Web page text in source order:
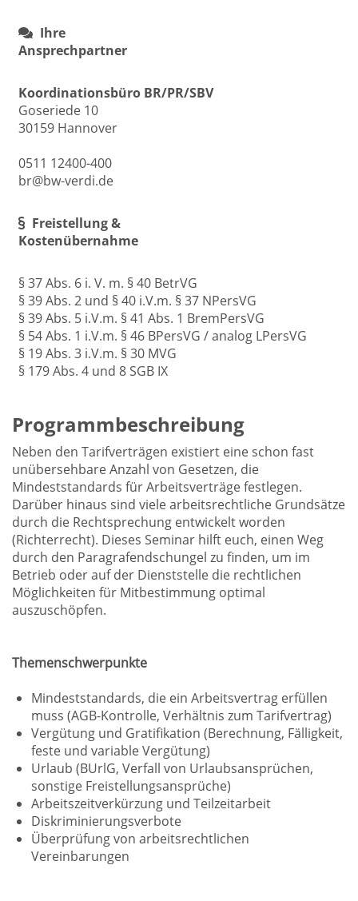
Ihre
Ansprechpartner
Koordinationsbüro BR/PR/SBV
Goseriede 10
30159 Hannover
0511 12400-400
br@bw-verdi.de
Freistellung &
Kostenübernahme
§ 37 Abs. 6 i. V. m. § 40 BetrVG
§ 39 Abs. 2 und § 40 i.V.m. § 37 NPersVG
§ 39 Abs. 5 i.V.m. § 41 Abs. 1 BremPersVG
§ 54 Abs. 1 i.V.m. § 46 BPersVG / analog LPersVG
§ 19 Abs. 3 i.V.m. § 30 MVG
§ 179 Abs. 4 und 8 SGB IX
Programmbeschreibung
Neben den Tarifverträgen existiert eine schon fast
unübersehbare Anzahl von Gesetzen, die
Mindeststandards für Arbeitsverträge festlegen.
Darüber hinaus sind viele arbeitsrechtliche Grundsätze
durch die Rechtsprechung entwickelt worden
(Richterrecht). Dieses Seminar hilft euch, einen Weg
durch den Paragrafendschungel zu finden, um im
Betrieb oder auf der Dienststelle die rechtlichen
Möglichkeiten für Mitbestimmung optimal
auszuschöpfen.
Themenschwerpunkte
Mindeststandards, die ein Arbeitsvertrag erfüllen
muss (AGB-Kontrolle, Verhältnis zum Tarifvertrag)
Vergütung und Gratifikation (Berechnung, Fälligkeit,
feste und variable Vergütung)
Urlaub (BUrlG, Verfall von Urlaubsansprüchen,
sonstige Freistellungsansprüche)
Arbeitszeitverkürzung und Teilzeitarbeit
Diskriminierungsverbote
Überprüfung von arbeitsrechtlichen
Vereinbarungen